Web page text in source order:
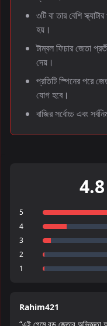
৩টি বা তার বেশি
হয়।
টাম্বল ফিচার জেতা
দেয়।
প্রতিটি স্পিনের পরে
যোগ হবে।
বাজির সর্বোচ্চ এবং
4.8
5
4
3
2
1
Rahim421
“এই গেমে বড় জেতার অভিজ্ঞতা